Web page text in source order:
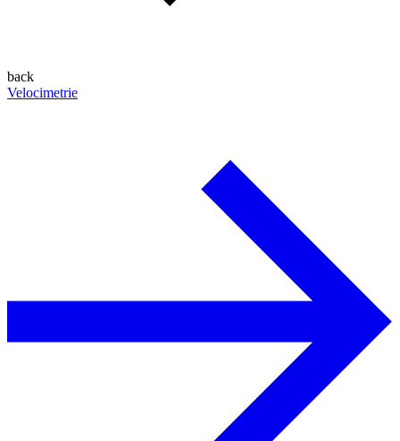
back
Velocimetrie